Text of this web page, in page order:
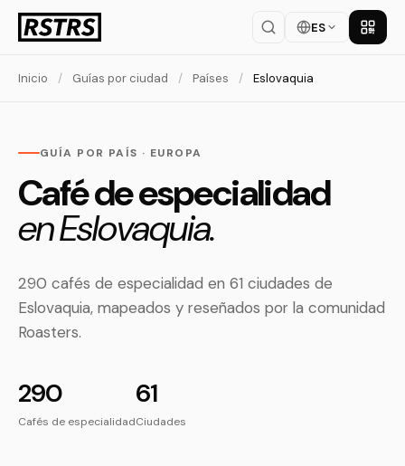
ES
Inicio / Guías por ciudad / Países / Eslovaquia
GUÍA POR PAÍS · EUROPA
Café de especialidad
en Eslovaquia.
290 cafés de especialidad en 61 ciudades de
Eslovaquia, mapeados y reseñados por la comunidad
Roasters.
290
Cafés de especialidad
61
Ciudades